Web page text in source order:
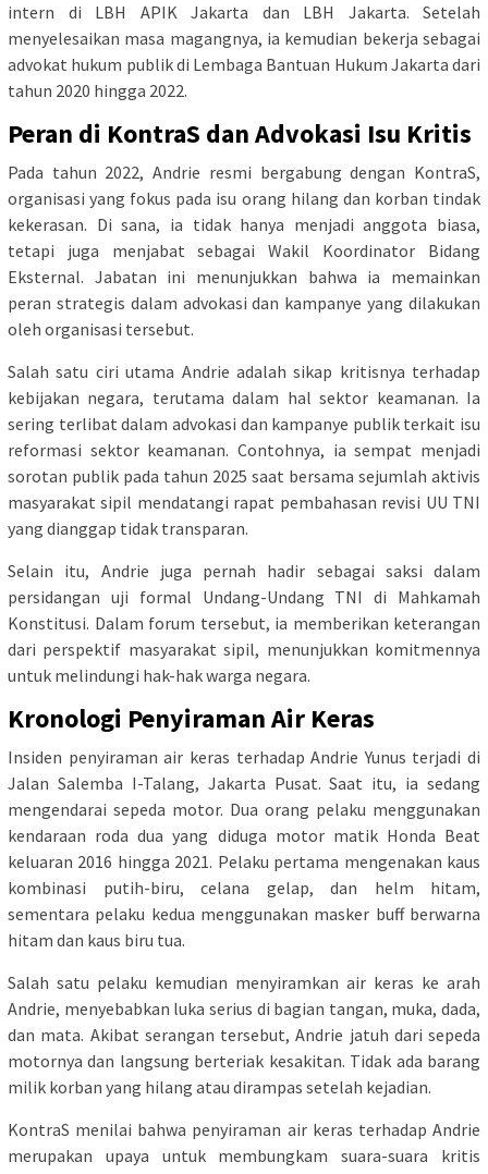
intern di LBH APIK Jakarta dan LBH Jakarta. Setelah
menyelesaikan masa magangnya, ia kemudian bekerja sebagai
advokat hukum publik di Lembaga Bantuan Hukum Jakarta dari
tahun 2020 hingga 2022.
Peran di KontraS dan Advokasi Isu Kritis
Pada tahun 2022, Andrie resmi bergabung dengan KontraS,
organisasi yang fokus pada isu orang hilang dan korban tindak
kekerasan. Di sana, ia tidak hanya menjadi anggota biasa,
tetapi juga menjabat sebagai Wakil Koordinator Bidang
Eksternal. Jabatan ini menunjukkan bahwa ia memainkan
peran strategis dalam advokasi dan kampanye yang dilakukan
oleh organisasi tersebut.
Salah satu ciri utama Andrie adalah sikap kritisnya terhadap
kebijakan negara, terutama dalam hal sektor keamanan. Ia
sering terlibat dalam advokasi dan kampanye publik terkait isu
reformasi sektor keamanan. Contohnya, ia sempat menjadi
sorotan publik pada tahun 2025 saat bersama sejumlah aktivis
masyarakat sipil mendatangi rapat pembahasan revisi UU TNI
yang dianggap tidak transparan.
Selain itu, Andrie juga pernah hadir sebagai saksi dalam
persidangan uji formal Undang-Undang TNI di Mahkamah
Konstitusi. Dalam forum tersebut, ia memberikan keterangan
dari perspektif masyarakat sipil, menunjukkan komitmennya
untuk melindungi hak-hak warga negara.
Kronologi Penyiraman Air Keras
Insiden penyiraman air keras terhadap Andrie Yunus terjadi di
Jalan Salemba I-Talang, Jakarta Pusat. Saat itu, ia sedang
mengendarai sepeda motor. Dua orang pelaku menggunakan
kendaraan roda dua yang diduga motor matik Honda Beat
keluaran 2016 hingga 2021. Pelaku pertama mengenakan kaus
kombinasi putih-biru, celana gelap, dan helm hitam,
sementara pelaku kedua menggunakan masker buff berwarna
hitam dan kaus biru tua.
Salah satu pelaku kemudian menyiramkan air keras ke arah
Andrie, menyebabkan luka serius di bagian tangan, muka, dada,
dan mata. Akibat serangan tersebut, Andrie jatuh dari sepeda
motornya dan langsung berteriak kesakitan. Tidak ada barang
milik korban yang hilang atau dirampas setelah kejadian.
KontraS menilai bahwa penyiraman air keras terhadap Andrie
merupakan upaya untuk membungkam suara-suara kritis